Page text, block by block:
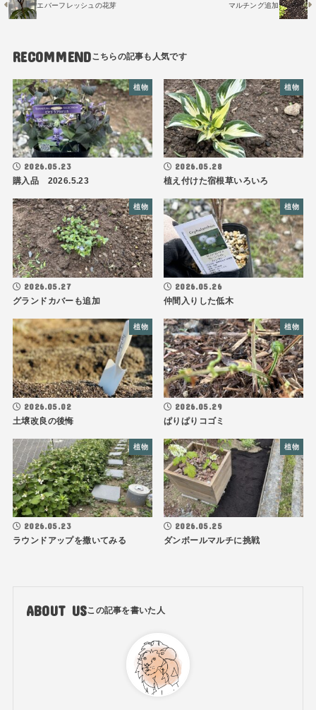
エバーフレッシュの花芽 マルチング追加
RECOMMEND
植物
2026.05.23
購入品 2026.5.23
植物
2026.05.28
植え付けた宿根草いろいろ
植物
2026.05.27
グランドカバーも追加
植物
2026.05.26
仲間入りした低木
植物
2026.05.02
土壌改良の後悔
植物
2026.05.29
ぱりぱりコゴミ
植物
2026.05.23
ラウンドアップを撒いてみる
植物
2026.05.25
ダンボールマルチに挑戦
ABOUT US